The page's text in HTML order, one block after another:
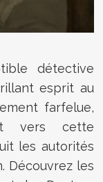
détective
esprit au
farfelue,
vers cette
les autorités
Découvrez les